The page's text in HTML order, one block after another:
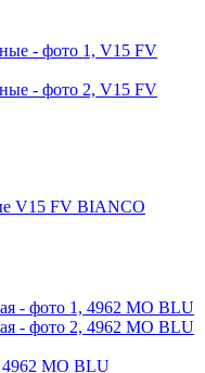
V15 FV BIANCO
4962 MO BLU